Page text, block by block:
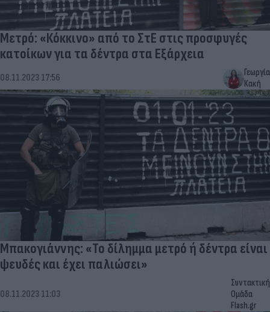
Μετρό: «Κόκκινο» από το ΣτΕ στις προσφυγές
κατοίκων για τα δέντρα στα Εξάρχεια
08.11.2023 17:56
Γεωργία
Κακή
Μπακογιάννης: «Το δίλημμα μετρό ή δέντρα είναι
ψευδές και έχει παλιώσει»
08.11.2023 11:03
Συντακτική
Ομάδα
Flash.gr